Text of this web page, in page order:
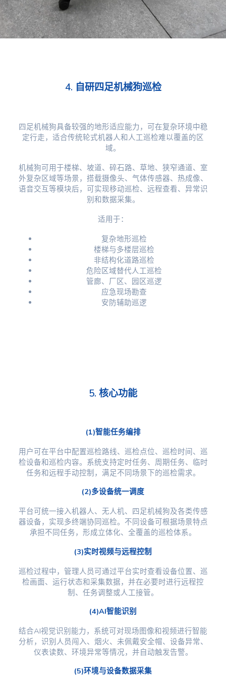
4. 自研四足机械狗巡检
四足机械狗具备较强的地形适应能力，可在复杂环境中稳
定行走，适合传统轮式机器人和人工巡检难以覆盖的区
域。
机械狗可用于楼梯、坡道、碎石路、草地、狭窄通道、室
外复杂区域等场景，搭载摄像头、气体传感器、热成像、
语音交互等模块后，可实现移动巡检、远程查看、异常识
别和数据采集。
适用于：
复杂地形巡检
楼梯与多楼层巡检
非结构化道路巡检
危险区域替代人工巡检
管廊、厂区、园区巡逻
应急现场勘查
安防辅助巡逻
5. 核心功能
(1)智能任务编排
用户可在平台中配置巡检路线、巡检点位、巡检时间、巡
检设备和巡检内容。系统支持定时任务、周期任务、临时
任务和远程手动控制，满足不同场景下的巡检需求。
(2)多设备统一调度
平台可统一接入机器人、无人机、四足机械狗及各类传感
器设备，实现多终端协同巡检。不同设备可根据场景特点
承担不同任务，形成立体化、全覆盖的巡检体系。
(3)实时视频与远程控制
巡检过程中，管理人员可通过平台实时查看设备位置、巡
检画面、运行状态和采集数据，并在必要时进行远程控
制、任务调整或人工接管。
(4)AI智能识别
结合AI视觉识别能力，系统可对现场图像和视频进行智能
分析，识别人员闯入、烟火、未佩戴安全帽、设备异常、
仪表读数、环境异常等情况，并自动触发告警。
(5)环境与设备数据采集